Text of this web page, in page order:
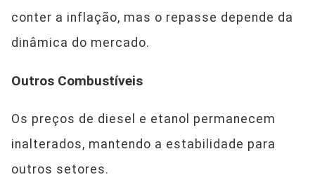
conter a inflação, mas o repasse depende da
dinâmica do mercado.
Outros Combustíveis
Os preços de diesel e etanol permanecem
inalterados, mantendo a estabilidade para
outros setores.